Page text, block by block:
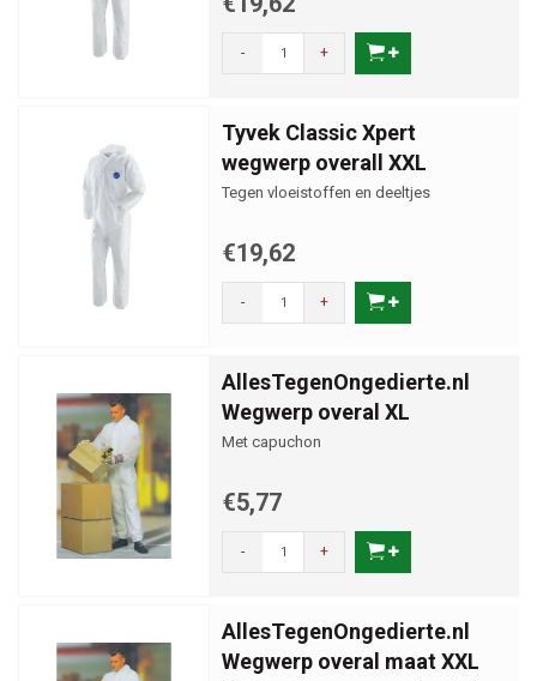
- +
Tyvek Classic Xpert
wegwerp overall XXL
Tegen vloeistoffen en deeltjes
€19,62
- +
AllesTegenOngedierte.nl
Wegwerp overal XL
Met capuchon
€5,77
- +
AllesTegenOngedierte.nl
Wegwerp overal maat XXL